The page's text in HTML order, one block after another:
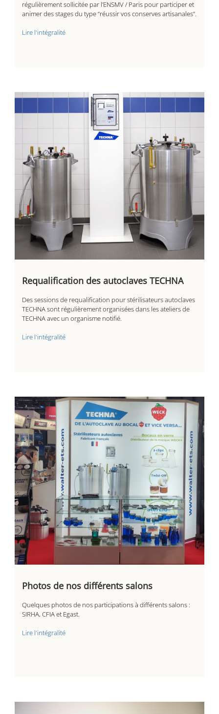
régulièrement sollicitée par l’ENSMV / Paris pour participer et
animer des stages du type “réussir vos conserves artisanales”.
Lire l'intégralité
Requalification des autoclaves TECHNA
Des sessions de requalification pour stérilisateurs autoclaves
TECHNA sont régulièrement organisées dans les ateliers de
TECHNA avec un organisme notifié.
Lire l'intégralité
Photos de nos différents salons
Quelques photos de nos participations à différents salons :
SIRHA, CFIA et Egast.
Lire l'intégralité